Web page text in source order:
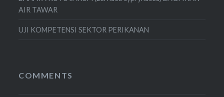
AIR TAWAR
UJI KOMPETENSI SEKTOR PERIKANAN
COMMENTS